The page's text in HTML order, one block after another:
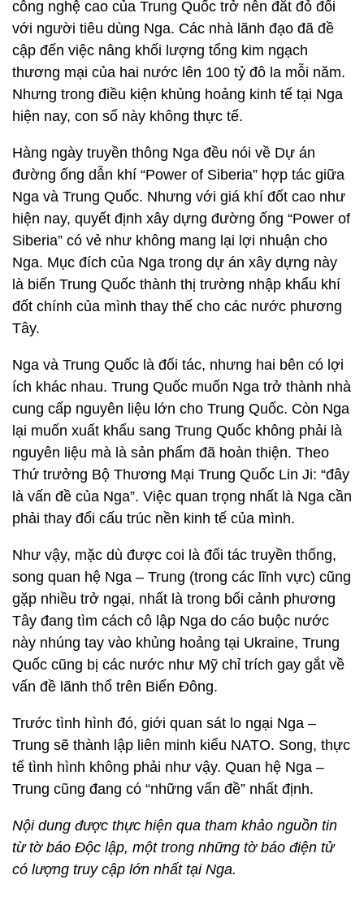
công nghệ cao của Trung Quốc trở nên đắt đỏ đối
với người tiêu dùng Nga. Các nhà lãnh đạo đã đề
cập đến việc nâng khối lượng tổng kim ngạch
thương mại của hai nước lên 100 tỷ đô la mỗi năm.
Nhưng trong điều kiện khủng hoảng kinh tế tại Nga
hiện nay, con số này không thực tế.
Hàng ngày truyền thông Nga đều nói về Dự án
đường ống dẫn khí “Power of Siberia” hợp tác giữa
Nga và Trung Quốc. Nhưng với giá khí đốt cao như
hiện nay, quyết định xây dựng đường ống “Power of
Siberia” có vẻ như không mang lại lợi nhuận cho
Nga. Mục đích của Nga trong dự án xây dựng này
là biến Trung Quốc thành thị trường nhập khẩu khí
đốt chính của mình thay thế cho các nước phương
Tây.
Nga và Trung Quốc là đối tác, nhưng hai bên có lợi
ích khác nhau. Trung Quốc muốn Nga trở thành nhà
cung cấp nguyên liệu lớn cho Trung Quốc. Còn Nga
lại muốn xuất khẩu sang Trung Quốc không phải là
nguyên liệu mà là sản phẩm đã hoàn thiện. Theo
Thứ trưởng Bộ Thương Mại Trung Quốc Lin Ji: “đây
là vấn đề của Nga”. Việc quan trọng nhất là Nga cần
phải thay đổi cấu trúc nền kinh tế của mình.
Như vậy, mặc dù được coi là đối tác truyền thống,
song quan hệ Nga – Trung (trong các lĩnh vực) cũng
gặp nhiều trở ngại, nhất là trong bối cảnh phương
Tây đang tìm cách cô lập Nga do cáo buộc nước
này nhúng tay vào khủng hoảng tại Ukraine, Trung
Quốc cũng bị các nước như Mỹ chỉ trích gay gắt về
vấn đề lãnh thổ trên Biển Đông.
Trước tình hình đó, giới quan sát lo ngại Nga –
Trung sẽ thành lập liên minh kiểu NATO. Song, thực
tế tình hình không phải như vậy. Quan hệ Nga –
Trung cũng đang có “những vấn đề” nhất định.
Nội dung được thực hiện qua tham khảo nguồn tin
từ tờ báo Độc lập, một trong những tờ báo điện tử
có lượng truy cập lớn nhất tại Nga.